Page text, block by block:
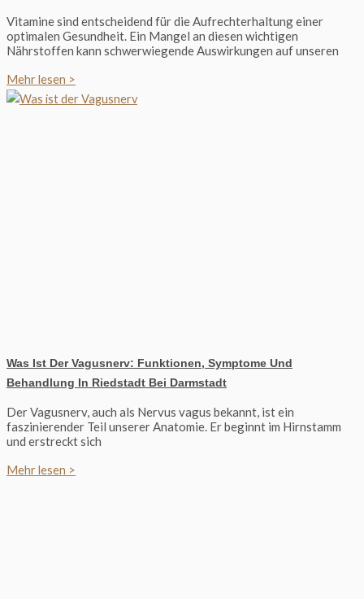
Vitamine sind entscheidend für die Aufrechterhaltung einer
optimalen Gesundheit. Ein Mangel an diesen wichtigen
Nährstoffen kann schwerwiegende Auswirkungen auf unseren
Mehr lesen >
Was Ist Der Vagusnerv: Funktionen, Symptome Und
Behandlung In Riedstadt Bei Darmstadt
Der Vagusnerv, auch als Nervus vagus bekannt, ist ein
faszinierender Teil unserer Anatomie. Er beginnt im Hirnstamm
und erstreckt sich
Mehr lesen >